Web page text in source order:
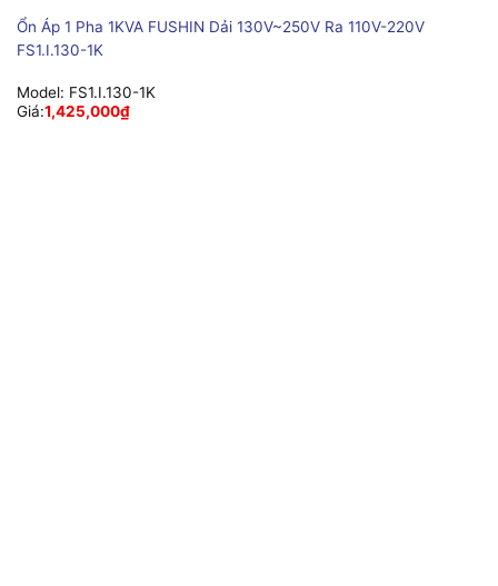
Ổn Áp 1 Pha 1KVA FUSHIN Dải 130V~250V Ra 110V-220V
FS1.I.130-1K
Model: FS1.I.130-1K
Giá:1,425,000₫